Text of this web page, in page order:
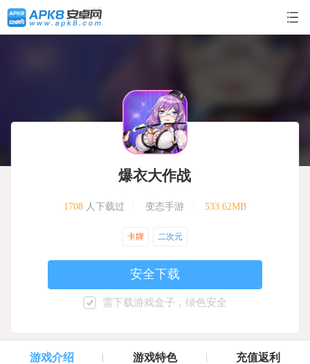
爆衣大作战
1708人下载过 变态手游 533.62MB
卡牌 二次元
安全下载
需下载游戏盒子，绿色安全
游戏介绍 游戏特色 充值返利